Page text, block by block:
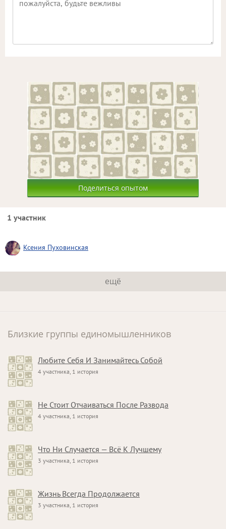
Поделиться опытом
1 участник
Ксения Пуховинская
ещё
Близкие группы единомышленников
Любите Себя И Занимайтесь Собой
4 участника, 1 история
Не Стоит Отчаиваться После Развода
4 участника, 1 история
Что Ни Случается — Всё К Лучшему
3 участника, 1 история
Жизнь Всегда Продолжается
3 участника, 1 история